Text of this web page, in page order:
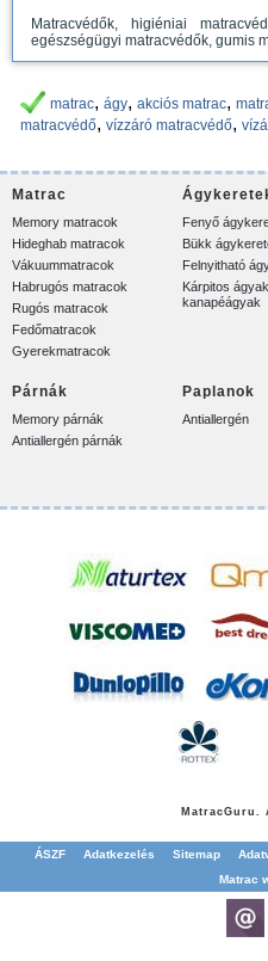
Matracvédők, higiéniai
egészségügyi matracvédők, gumis
matrac, ágy, akciós matrac,
matracvédő, vízzáró matracvédő,
Matrac
Memory matracok
Hideghab matracok
Vákuummatracok
Habrugós matracok
Rugós matracok
Fedőmatracok
Gyerekmatracok
Fenyő
Bükk
Felnyitható
Kárpitos ágyak,
kanapéágyak
Párnák
Memory párnák
Antiallergén párnák
Paplanok
Antiallergén
MatracGuru.
ÁSZF Adatkezelés Sitemap
Matrac